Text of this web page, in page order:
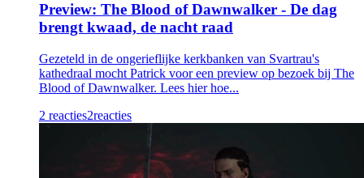
Preview: The Blood of Dawnwalker - De dag
brengt kwaad, de nacht raad
Gezeteld in de ongerieflijke kerkbanken van Svartrau's
kathedraal mocht Patrick voor een preview op bezoek bij The
Blood of Dawnwalker. Lees hier hoe...
2 reacties2reacties